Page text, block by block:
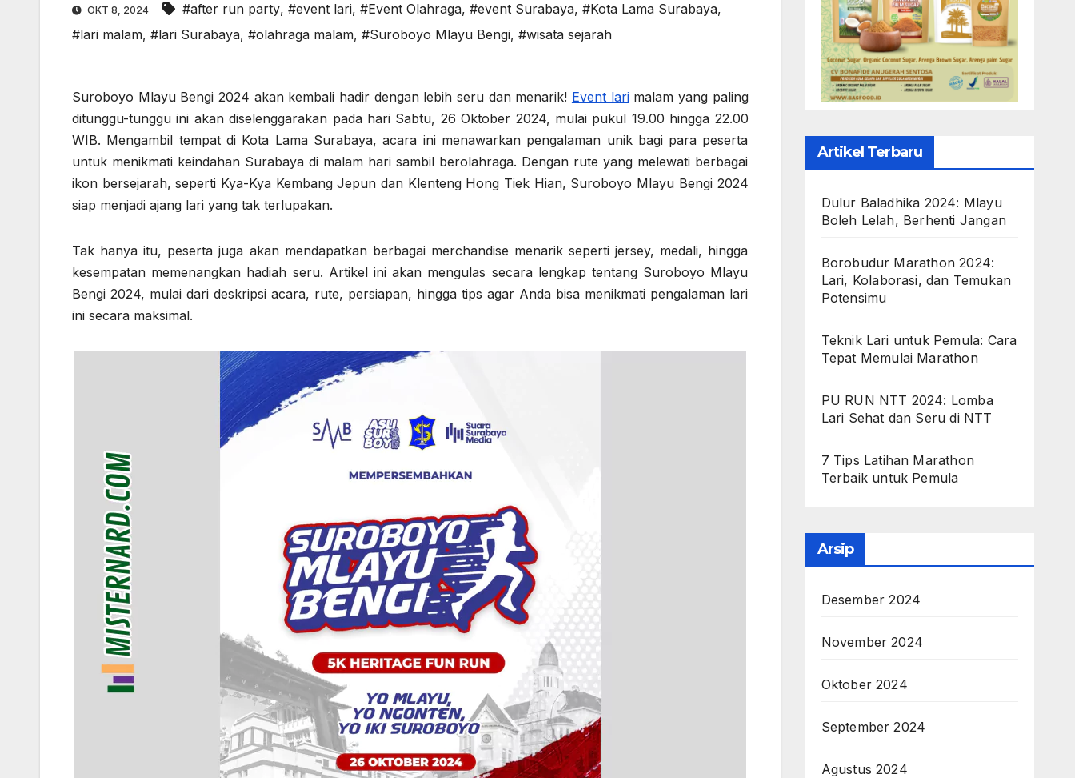
OKT 8, 2024 #after run party, #event lari, #Event Olahraga, #event Surabaya, #Kota Lama Surabaya,
#lari malam, #lari Surabaya, #olahraga malam, #Suroboyo Mlayu Bengi, #wisata sejarah
Suroboyo Mlayu Bengi 2024 akan kembali hadir dengan lebih seru dan menarik! Event larimalam yang paling
ditunggu-tunggu ini akan diselenggarakan pada hari Sabtu, 26 Oktober 2024, mulai pukul 19.00 hingga 22.00
WIB. Mengambil tempat di Kota Lama Surabaya, acara ini menawarkan pengalaman unik bagi para peserta
untuk menikmati keindahan Surabaya di malam hari sambil berolahraga. Dengan rute yang melewati berbagai
ikon bersejarah, seperti Kya-Kya Kembang Jepun dan Klenteng Hong Tiek Hian, Suroboyo Mlayu Bengi 2024
siap menjadi ajang lari yang tak terlupakan.
Tak hanya itu, peserta juga akan mendapatkan berbagai merchandise menarik seperti jersey, medali, hingga
kesempatan memenangkan hadiah seru. Artikel ini akan mengulas secara lengkap tentang Suroboyo Mlayu
Bengi 2024, mulai dari deskripsi acara, rute, persiapan, hingga tips agar Anda bisa menikmati pengalaman lari
ini secara maksimal.
Artikel Terbaru
Dulur Baladhika 2024: Mlayu
Boleh Lelah, Berhenti Jangan
Borobudur Marathon 2024:
Lari, Kolaborasi, dan Temukan
Potensimu
Teknik Lari untuk Pemula: Cara
Tepat Memulai Marathon
PU RUN NTT 2024: Lomba
Lari Sehat dan Seru di NTT
7 Tips Latihan Marathon
Terbaik untuk Pemula
Arsip
Desember 2024
November 2024
Oktober 2024
September 2024
Agustus 2024